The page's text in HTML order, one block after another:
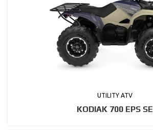
UTILITY ATV
KODIAK 700 EPS SE